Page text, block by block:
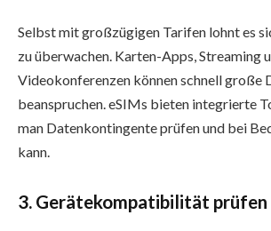
Selbst mit großzügigen Tarifen lohnt es
zu überwachen. Karten-Apps, Streaming
Videokonferenzen können schnell große
beanspruchen. eSIMs bieten integrierte
man Datenkontingente prüfen und bei
kann.
3. Gerätekompatibilität prüfen